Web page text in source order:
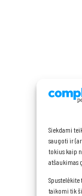
Siekdami
saugoti ir
tokius kaip
atšaukimas
taikomi tik